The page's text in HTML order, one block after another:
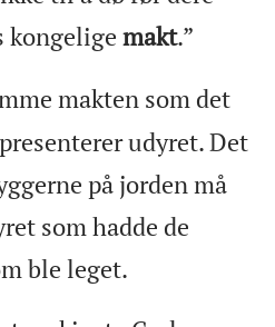
kongeligemakt.”
makten som det
udyret. Det
på jorden må
som hadde de
ble leget.